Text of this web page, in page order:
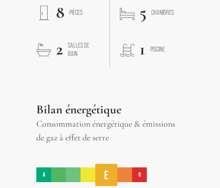
8
PIÈCES 5 CHAMBRES
2
SALLES DE
BAIN
1 PISCINE
Bilan énergétique
Consommation énergétique & émissions
de gaz à effet de serre
A E G